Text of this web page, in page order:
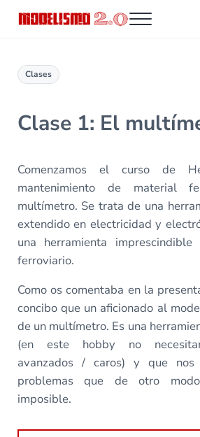
Menu
Clases
Clase 1: El
Comenzamos el curso de
mantenimiento de material
multímetro. Se trata de una
extendido en electricidad y
una herramienta
ferroviario.
Como os comentaba en la
concibo que un aficionado al
de un multímetro. Es una
(en este hobby no
avanzados / caros) y que nos
problemas que de otro
imposible.